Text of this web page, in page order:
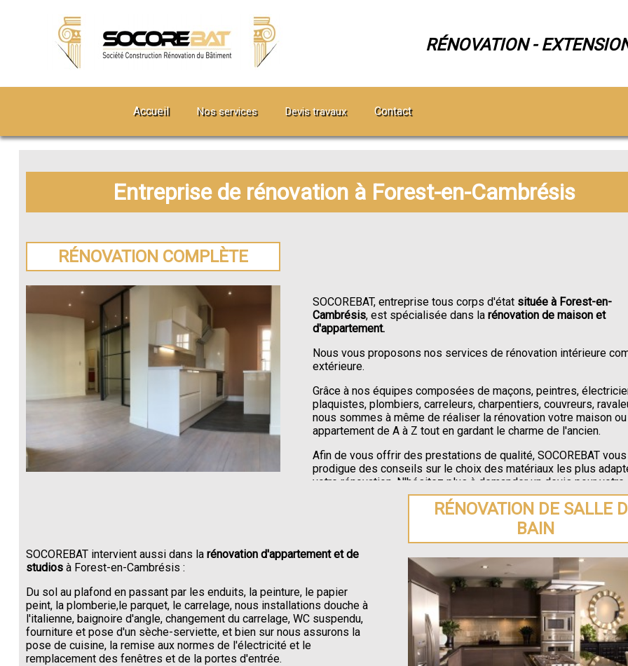
RÉNOVATION -
Accueil Nos services Devis travaux Contact
Entreprise de rénovation à Forest-en-Cambrésis
RÉNOVATION COMPLÈTE
SOCOREBAT, entreprise tous corps d'état située à Forest-en-
Cambrésis, est spécialisée dans la rénovation de maison et
d'appartement.
Nous vous proposons nos services de rénovation intérieure
extérieure.
Grâce à nos équipes composées de maçons, peintres,
plaquistes, plombiers, carreleurs, charpentiers, couvreurs,
nous sommes à même de réaliser la rénovation votre maison
appartement de A à Z tout en gardant le charme de l'ancien.
Afin de vous offrir des prestations de qualité, SOCOREBAT vous
prodigue des conseils sur le choix des matériaux les plus
votre rénovation. N'hésitez plus à demander un devis pour votre
rénovation de maison ou appartement à Forest-en-Cambrésis.
RÉNOVATION DE SALLE
BAIN
SOCOREBAT intervient aussi dans la rénovation d'appartement et de
studiosà Forest-en-Cambrésis :
Du sol au plafond en passant par les enduits, la peinture, le papier
peint, la plomberie,le parquet, le carrelage, nous installations douche à
l'italienne, baignoire d'angle, changement du carrelage, WC suspendu,
fourniture et pose d'un sèche-serviette, et bien sur nous assurons la
pose de cuisine, la remise aux normes de l'électricité et le
remplacement des fenêtres et de la portes d'entrée.